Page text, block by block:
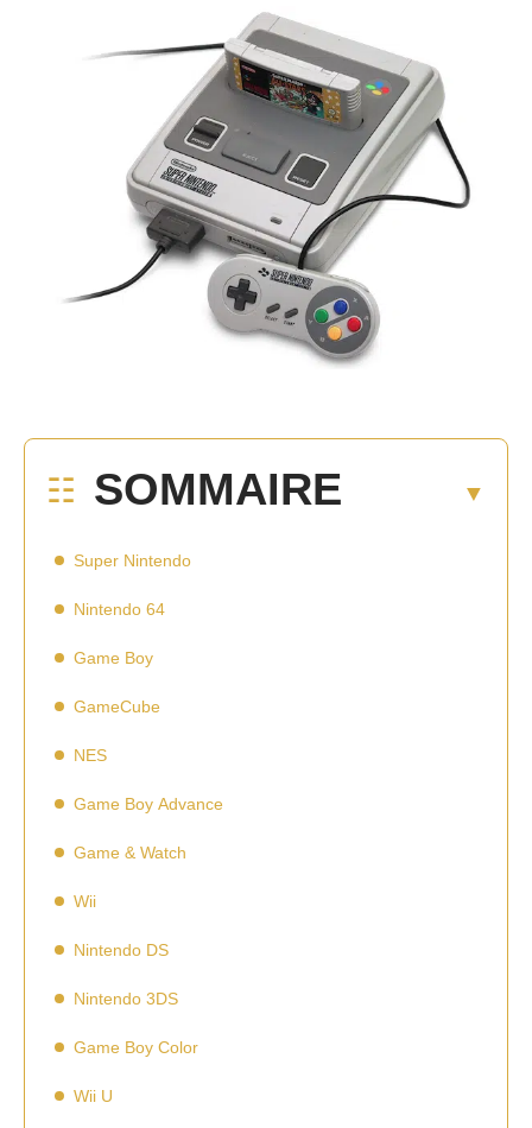
SOMMAIRE
Super Nintendo
Nintendo 64
Game Boy
GameCube
NES
Game Boy Advance
Game & Watch
Wii
Nintendo DS
Nintendo 3DS
Game Boy Color
Wii U